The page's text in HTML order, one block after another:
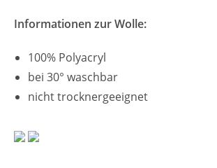
Informationen zur Wolle:
100% Polyacryl
bei 30° waschbar
nicht trocknergeeignet